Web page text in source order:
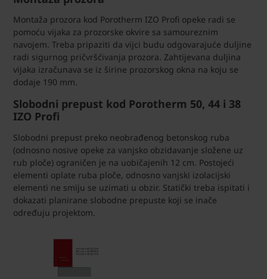
Montaža prozora kod Porotherm IZO Profi opeke radi se
pomoću vijaka za prozorske okvire sa samoureznim
navojem. Treba pripaziti da vijci budu odgovarajuće duljine
radi sigurnog pričvršćivanja prozora. Zahtijevana duljina
vijaka izračunava se iz širine prozorskog okna na koju se
dodaje 190 mm.
Slobodni prepust kod Porotherm 50, 44 i 38
IZO Profi
Slobodni prepust preko neobrađenog betonskog ruba
(odnosno nosive opeke za vanjsko obzidavanje složene uz
rub ploče) ograničen je na uobičajenih 12 cm. Postojeći
elementi oplate ruba ploče, odnosno vanjski izolacijski
elementi ne smiju se uzimati u obzir. Statički treba ispitati i
dokazati planirane slobodne prepuste koji se inače
određuju projektom.